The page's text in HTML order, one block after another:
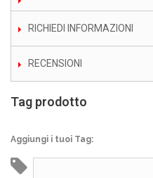
RICHIEDI INFORMAZIONI
RECENSIONI
Tag prodotto
Aggiungi i tuoi Tag: